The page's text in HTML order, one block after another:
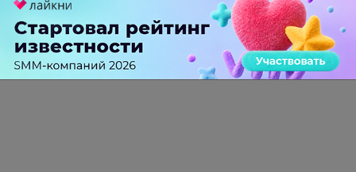
Российский рынок инфлюенс-маркетинга вошел в фазу
стагнации после нескольких лет роста